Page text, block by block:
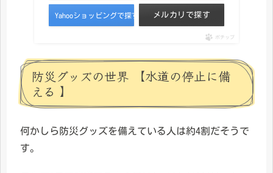
Yahooショッピングで探す メルカリで探す
ポチップ
防災グッズの世界 【水道の停止に備
える 】
何かしら防災グッズを備えている人は約4割だそうで
す。